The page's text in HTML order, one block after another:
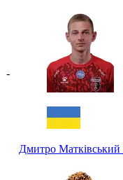
-
Дмитро Матківський